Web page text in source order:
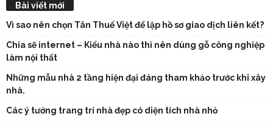
Bài viết mới
Vì sao nên chọn Tân Thuế Việt để lập hồ sơ giao dịch liên kết?
Chia sẽ internet – Kiểu nhà nào thì nên dùng gỗ công nghiệp
làm nội thất
Những mẫu nhà 2 tầng hiện đại đáng tham khảo trước khi xây
nhà.
Các ý tưởng trang trí nhà đẹp có diện tích nhà nhỏ